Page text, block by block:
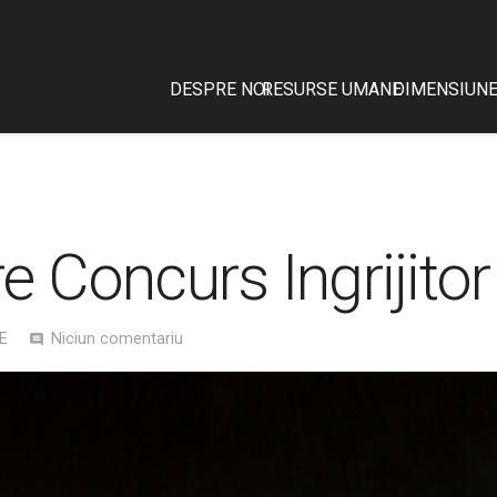
DESPRE NOIRESURSE UMANE
Concurs Ingrijitor
comment Niciun comentariu